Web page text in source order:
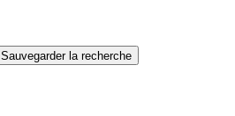
Sauvegarder la recherche